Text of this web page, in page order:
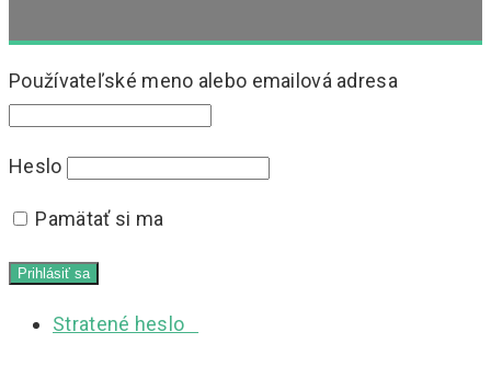
Používateľské meno alebo emailová adresa
Heslo
Pamätať si ma
Stratené heslo